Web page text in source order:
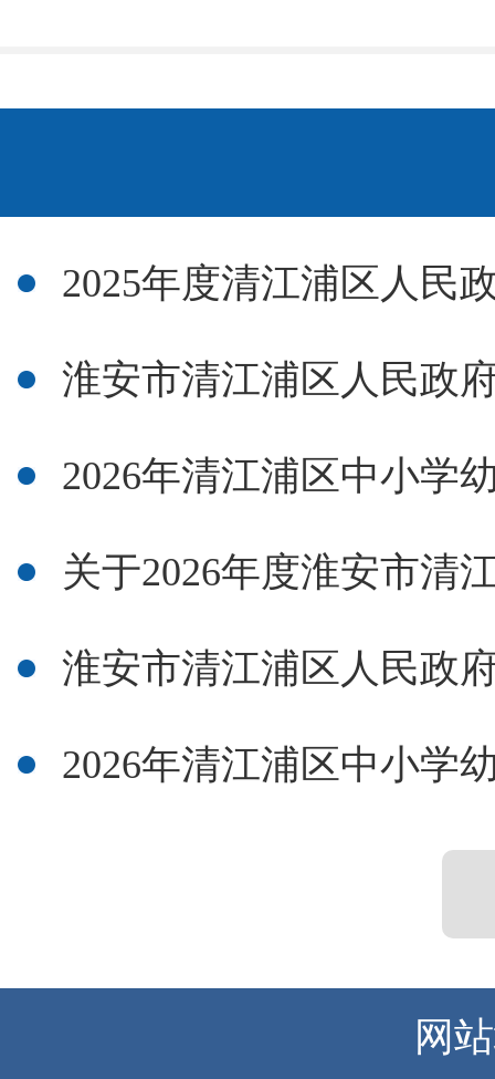
2025年度清江浦区人民
淮安市清江浦区人民政
2026年清江浦区中小学
关于2026年度淮安市清
淮安市清江浦区人民政
2026年清江浦区中小学
网